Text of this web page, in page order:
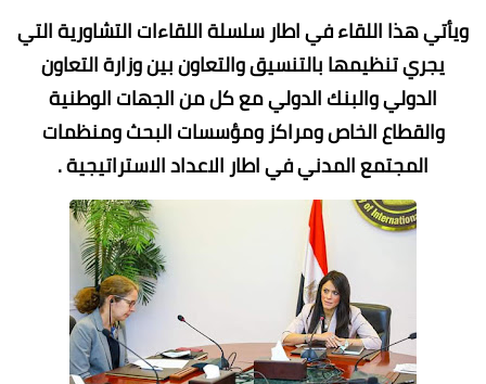
ويأتي هذا اللقاء في اطار سلسلة اللقاءات التشاورية التي
يجري تنظيمها بالتنسيق والتعاون بين وزارة التعاون
الدولي والبنك الدولي مع كل من الجهات الوطنية
والقطاع الخاص ومراكز ومؤسسات البحث ومنظمات
المجتمع المدني في اطار الاعداد الاستراتيجية .